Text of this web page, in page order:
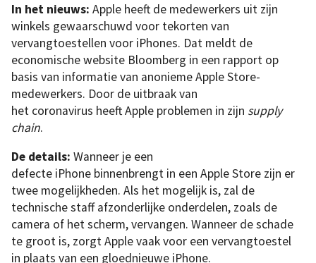
In het nieuws: Apple heeft de medewerkers uit zijn
winkels gewaarschuwd voor tekorten van
vervangtoestellen voor iPhones. Dat meldt de
economische website Bloomberg in een rapport op
basis van informatie van anonieme Apple Store-
medewerkers. Door de uitbraak van
het coronavirus heeft Apple problemen in zijn supply
chain.
De details: Wanneer je een
defecte iPhone binnenbrengt in een Apple Store zijn er
twee mogelijkheden. Als het mogelijk is, zal de
technische staff afzonderlijke onderdelen, zoals de
camera of het scherm, vervangen. Wanneer de schade
te groot is, zorgt Apple vaak voor een vervangtoestel
in plaats van een gloednieuwe iPhone.